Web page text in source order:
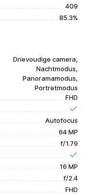
409
85.3%
Drievoudige camera,
Nachtmodus,
Panoramamodus,
Portretmodus
FHD
Autofocus
64 MP
f/1.79
16 MP
f/2.4
FHD